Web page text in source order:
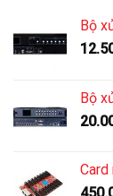
Bộ
Bộ
Card